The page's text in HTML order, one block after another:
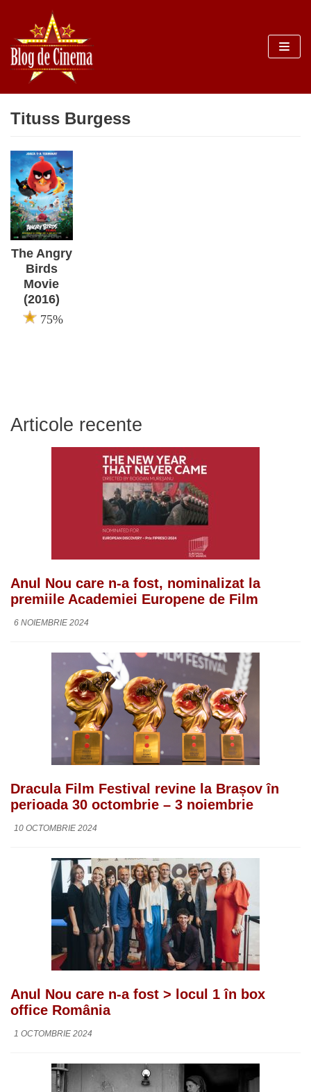
Sari
la
conținut
Tituss Burgess
The Angry
Birds
Movie
(2016)
75%
Articole recente
Anul Nou care n-a fost, nominalizat la
premiile Academiei Europene de Film
6 NOIEMBRIE 2024
Dracula Film Festival revine la Brașov în
perioada 30 octombrie – 3 noiembrie
10 OCTOMBRIE 2024
Anul Nou care n-a fost > locul 1 în box
office România
1 OCTOMBRIE 2024